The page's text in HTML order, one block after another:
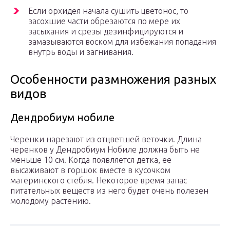
Если орхидея начала сушить цветонос, то
засохшие части обрезаются по мере их
засыхания и срезы дезинфицируются и
замазываются воском для избежания попадания
внутрь воды и загнивания.
Особенности размножения разных
видов
Дендробиум нобиле
Черенки нарезают из отцветшей веточки. Длина
черенков у Дендробиум Нобиле должна быть не
меньше 10 см. Когда появляется детка, ее
высаживают в горшок вместе в кусочком
материнского стебля. Некоторое время запас
питательных веществ из него будет очень полезен
молодому растению.